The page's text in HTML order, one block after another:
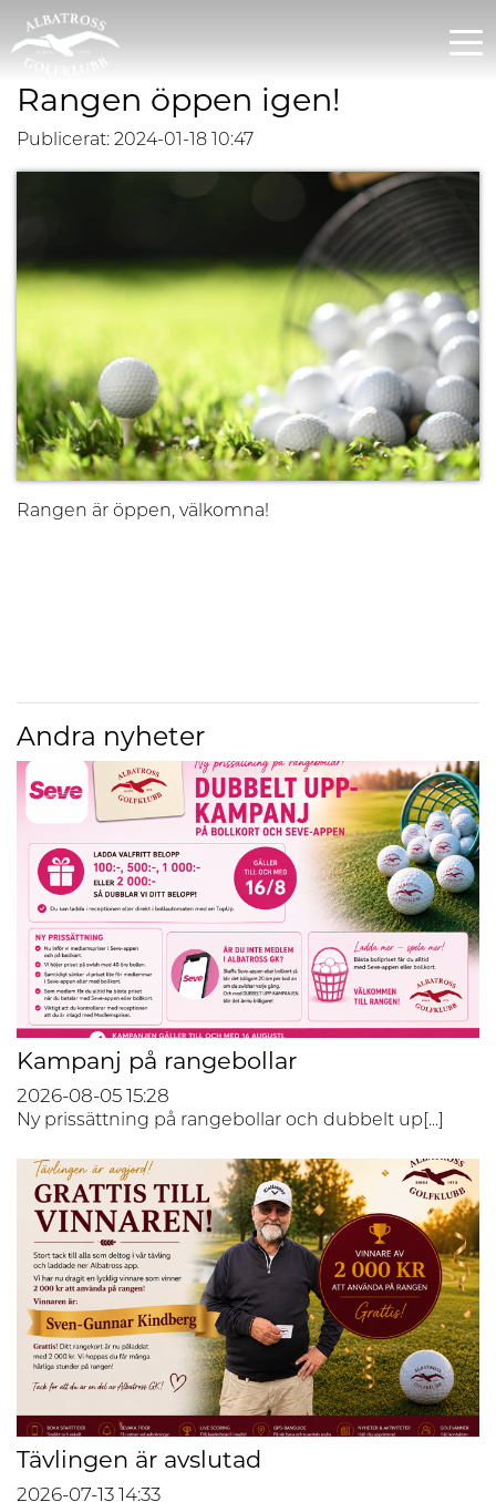
Rangen öppen igen!
Publicerat: 2024-01-18 10:47
Rangen är öppen, välkomna!
Andra nyheter
Kampanj på rangebollar
2026-08-05 15:28
Ny prissättning på rangebollar och dubbelt up[...]
Tävlingen är avslutad
2026-07-13 14:33